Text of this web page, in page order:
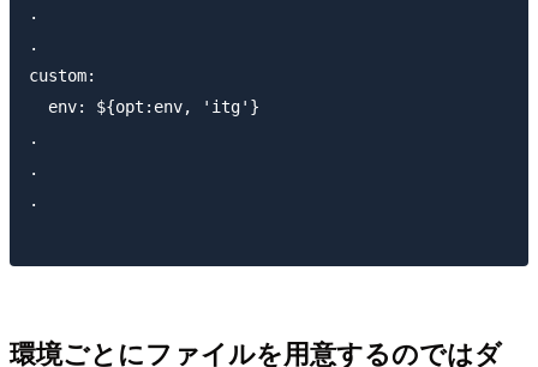
.
.
custom:
  env: ${opt:env, 'itg'}
.
.
.
環境ごとにファイルを用意するのではダ